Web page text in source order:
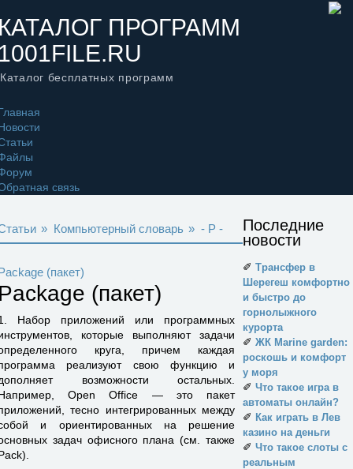
ПРОГРАММ
Каталог бесплатных программ
связь
» Компьютерный словарь » - P -
(пакет)
(пакет)
Набор приложений или программных
которые выполняют задачи
круга, причем каждая
реализуют свою функцию и
возможности остальных.
Open Office — это пакет
тесно интегрированных между
и ориентированных на решение
задач офисного плана (см. также
Последние
новости
✐ Трансфер в
Шерегеш комфортно
и быстро до
горнолыжного
курорта
✐ ЖК Marine garden:
роскошь и комфорт
у моря
✐ Что такое игра в
автоматы онлайн?
✐ Как играть в Лев
казино на деньги
✐ Что такое слоты с
реальным